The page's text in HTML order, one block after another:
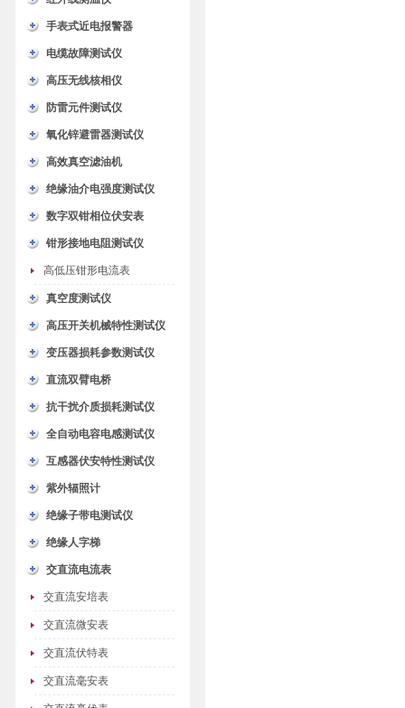
手表式近电报警器
电缆故障测试仪
高压无线核相仪
防雷元件测试仪
氧化锌避雷器测试仪
高效真空滤油机
绝缘油介电强度测试仪
数字双钳相位伏安表
钳形接地电阻测试仪
高低压钳形电流表
真空度测试仪
高压开关机械特性测试仪
变压器损耗参数测试仪
直流双臂电桥
抗干扰介质损耗测试仪
全自动电容电感测试仪
互感器伏安特性测试仪
紫外辐照计
绝缘子带电测试仪
绝缘人字梯
交直流电流表
交直流安培表
交直流微安表
交直流伏特表
交直流毫安表